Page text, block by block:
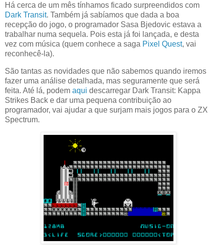
Há cerca de um mês tínhamos ficado surpreendidos com
Dark Transit. Também já sabíamos que dada a boa
recepção do jogo, o programador Sasa Bjedovic estava a
trabalhar numa sequela. Pois esta já foi lançada, e desta
vez com música (quem conhece a saga Pixel Quest, vai
reconhecê-la).
São tantas as novidades que não sabemos quando iremos
fazer uma análise detalhada, mas seguramente que será
feita. Até lá, podem aqui descarregar Dark Transit: Kappa
Strikes Back e dar uma pequena contribuição ao
programador, vai ajudar a que surjam mais jogos para o ZX
Spectrum.